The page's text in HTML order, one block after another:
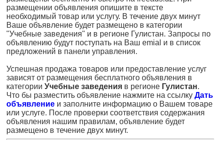
размещении объявления опишите в тексте
необходимый товар или услугу. В течение двух минут
Ваше объявление будет размещено в категории
"Учебные заведения" и в регионе Гулистан. Запросы по
объявлению будут поступать на Ваш emial и в список
предложений в панели управления.
Успешная продажа товаров или предоставление услуг
зависят от размещения бесплатного объявления в
категории Учебные заведения в регионе Гулистан.
Что бы разместить объявление нажмите на ссылку Дать
объявление и заполните информацию о Вашем товаре
или услуге. После проверки соответствия содержания
объявления нашим правилам, объявление будет
размещено в течение двух минут.